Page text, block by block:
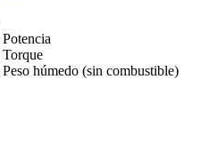
Potencia
Torque
Peso húmedo (sin combustible)